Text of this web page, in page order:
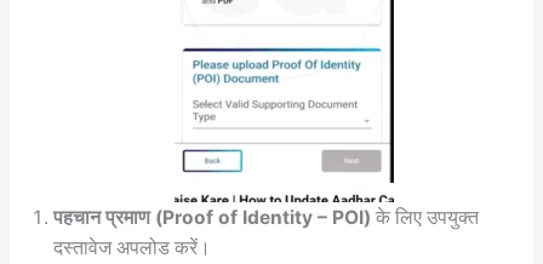
पहचान प्रमाण (Proof of Identity – POI) के लिए उपयुक्त
दस्तावेज अपलोड करें।